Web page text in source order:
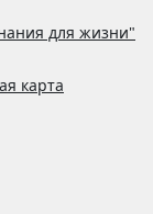
для жизни"
карта